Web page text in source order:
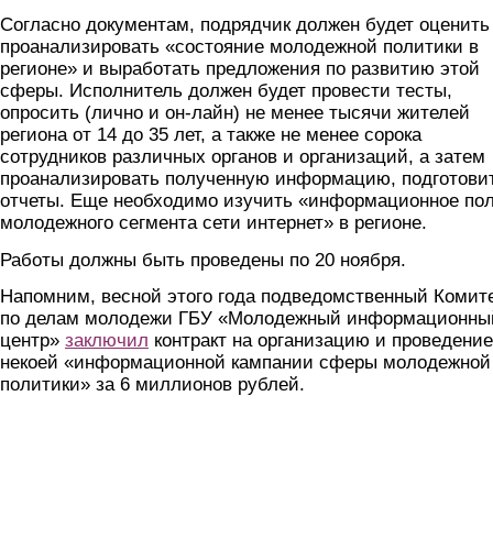
Согласно документам, подрядчик должен будет
проанализировать «состояние молодежной политики в
регионе» и выработать предложения по развитию этой
сферы. Исполнитель должен будет провести тесты,
опросить (лично и он-лайн) не менее тысячи жителей
региона от 14 до 35 лет, а также не менее сорока
сотрудников различных органов и организаций, а затем
проанализировать полученную информацию,
отчеты. Еще необходимо изучить «информационное
молодежного сегмента сети интернет» в регионе.
Работы должны быть проведены по 20 ноября.
Напомним, весной этого года подведомственный
по делам молодежи ГБУ «Молодежный
центр» заключил контракт на организацию и проведение
некоей «информационной кампании сферы молодежной
политики» за 6 миллионов рублей.